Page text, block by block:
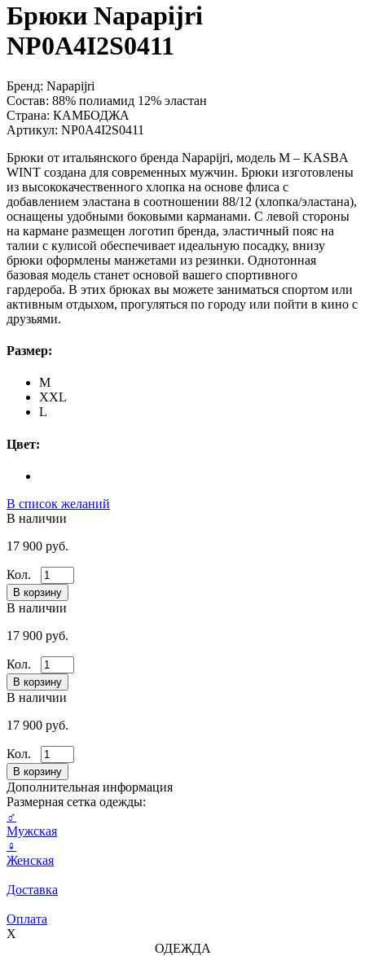
Брюки Napapijri
NP0A4I2S0411
Бренд: Napapijri
Состав: 88% полиамид 12% эластан
Страна: КАМБОДЖА
Артикул: NP0A4I2S0411
Брюки от итальянского бренда Napapijri, модель M – KASBA
WINT создана для современных мужчин. Брюки изготовлены
из высококачественного хлопка на основе флиса с
добавлением эластана в соотношении 88/12 (хлопка/эластана),
оснащены удобными боковыми карманами. С левой стороны
на кармане размещен логотип бренда, эластичный пояс на
талии с кулисой обеспечивает идеальную посадку, внизу
брюки оформлены манжетами из резинки. Однотонная
базовая модель станет основой вашего спортивного
гардероба. В этих брюках вы можете заниматься спортом или
активным отдыхом, прогуляться по городу или пойти в кино с
друзьями.
Размер:
M
XXL
L
Цвет:
В список желаний
В наличии
17 900 руб.
Кол.
В наличии
17 900 руб.
Кол.
В наличии
17 900 руб.
Кол.
Дополнительная информация
Размерная сетка одежды:
♂
Мужская
♀
Женская
Доставка
Оплата
X
ОДЕЖДА